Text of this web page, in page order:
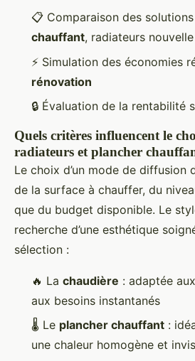
📋 Comparaison des
chauffant, radiateurs
⚡ Simulation des économies
rénovation
🔒 Évaluation de la rentabilité
Quels critères influencent le
radiateurs et plancher
Le choix d’un mode de diffusion
de la surface à chauffer, du
que du budget disponible. Le
recherche d’une esthétique
sélection :
🔥 La chaudière : adaptée
aux besoins instantanés
🌡️ Le plancher chauffant :
une chaleur homogène et